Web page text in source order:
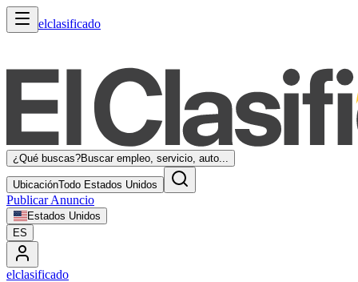
elclasificado
¿Qué buscas?Buscar empleo, servicio, auto...
UbicaciónTodo Estados Unidos
Publicar Anuncio
Estados Unidos
ES
elclasificado